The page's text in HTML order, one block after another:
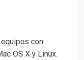
con
OS X y Linux.